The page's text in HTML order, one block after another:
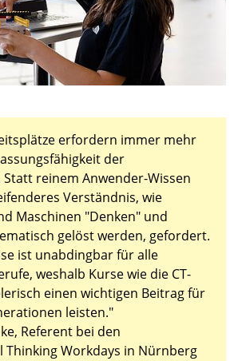
erfordern immer mehr
der
reinem Anwender-Wissen
Verständnis, wie
Maschinen "Denken" und
gelöst werden, gefordert.
ist unabdingbar für alle
weshalb Kurse wie die CT-
einen wichtigen Beitrag für
leisten."
Referent bei den
Thinking Workdays in Nürnberg